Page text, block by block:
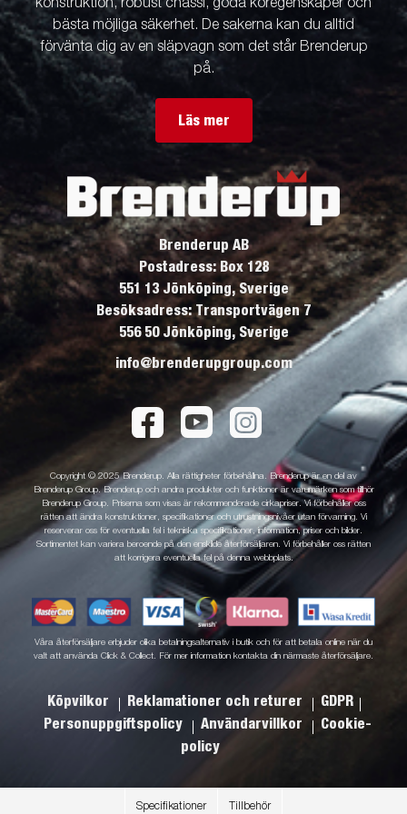
Specifikationer Tillbehör
konstruktion, robust chassi, goda köregenskaper och
bästa möjliga säkerhet. De sakerna kan du alltid
förvänta dig av en släpvagn som det står Brenderup
på.
Läs mer
Brenderup AB
Postadress: Box 128
551 13 Jönköping, Sverige
Besöksadress: Transportvägen 7
556 50 Jönköping, Sverige
info@brenderupgroup.com
Copyright © 2025 Brenderup. Alla rättigheter förbehållna. Brenderup är en del av
Brenderup Group. Brenderup och andra produkter och funktioner är varumärken som tillhör
Brenderup Group. Priserna som visas är rekommenderade cirkapriser. Vi förbehåller oss
rätten att ändra konstruktioner, specifikationer och utrustningsnivåer utan förvarning. Vi
reserverar oss för eventuella fel i tekniska specifikationer, information, priser och bilder.
Sortimentet kan variera beroende på den enskilde återförsäljaren. Vi förbehåller oss rätten
att korrigera eventuella fel på denna webbplats.
Våra återförsäljare erbjuder olika betalningsalternativ i butik och för att betala online när du
valt att använda Click & Collect. För mer information kontakta din närmaste återförsäljare.
Köpvilkor Reklamationer och returer
GDPR
Personuppgiftspolicy
Användarvillkor
Cookie-
policy